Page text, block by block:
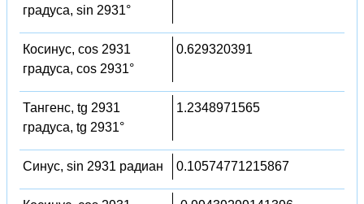
градуса, sin 2931°
Косинус, cos 2931
градуса, cos 2931°
0.629320391
Тангенс, tg 2931
градуса, tg 2931°
1.2348971565
Синус, sin 2931 радиан 0.10574771215867